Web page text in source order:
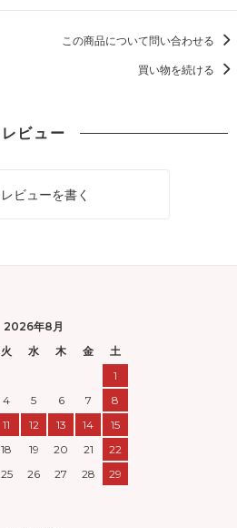
この商品について問い合わせる
買い物を続ける
レビュー
レビューを書く
2026年8月
火 水 木 金
土
1
4 5 6 7
8
11 12 13 14
15
18 19 20 21
22
25 26 27 28
29